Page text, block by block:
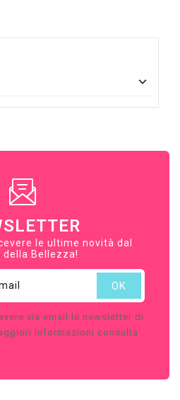

le ultime novità dal
della Bellezza!
via email le newsletter di
informazioni consulta